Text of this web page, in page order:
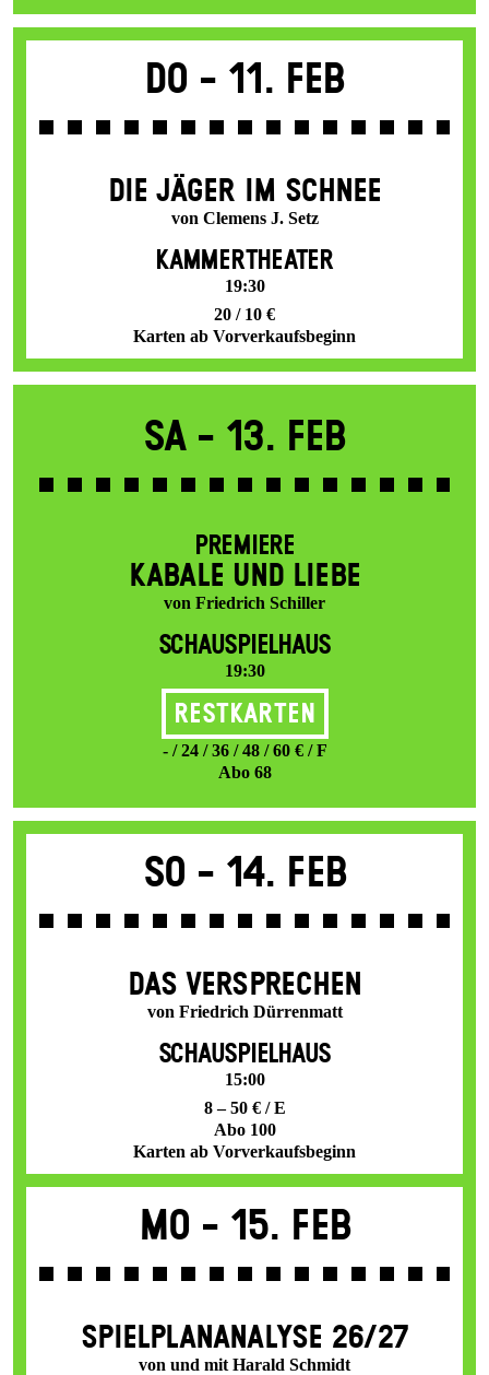
Do - 11. Feb
DIE JÄGER IM SCHNEE
von Clemens J. Setz
KAMMERTHEATER
19:30
20 / 10 €
Karten ab Vorverkaufsbeginn
Sa - 13. Feb
PREMIERE
KABALE UND LIEBE
von Friedrich Schiller
SCHAUSPIELHAUS
19:30
Restkarten
- / 24 / 36 / 48 / 60 € / F
Abo 68
So - 14. Feb
DAS VER­SPRECHEN
von Friedrich Dürrenmatt
SCHAUSPIELHAUS
15:00
8 – 50 € / E
Abo 100
Karten ab Vorverkaufsbeginn
Mo - 15. Feb
SPIEL­PLAN­ANALYSE 26/27
von und mit Harald Schmidt